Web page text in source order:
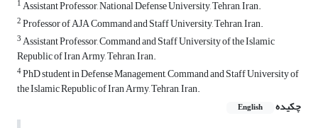
1Assistant Professor, National Defense University, Tehran, Iran.
2Professor of AJA Command and Staff University, Tehran, Iran.
3Assistant Professor, Command and Staff University of the Islamic
Republic of Iran Army, Tehran, Iran.
4PhD student in Defense Management, Command and Staff University of
the Islamic Republic of Iran Army, Tehran, Iran.
چکیده
English